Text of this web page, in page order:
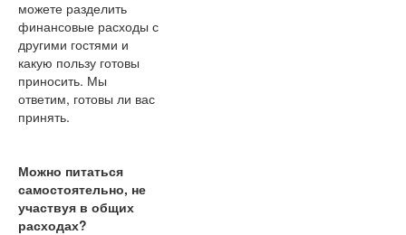
можете разделить
финансовые расходы с
другими гостями и
какую пользу готовы
приносить. Мы
ответим, готовы ли вас
принять.
Можно питаться
самостоятельно, не
участвуя в общих
расходах?